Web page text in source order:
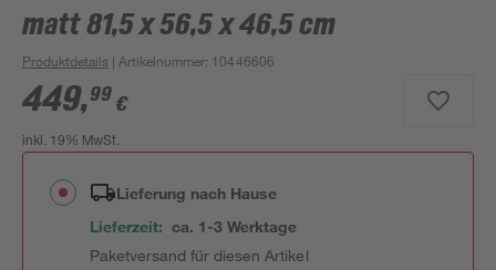
matt 81,5 x 56,5 x 46,5 cm
Produktdetails | Artikelnummer: 10446606
449,99 €
inkl. 19% MwSt.
Lieferung nach Hause
Lieferzeit: ca. 1-3 Werktage
Paketversand für diesen Artikel